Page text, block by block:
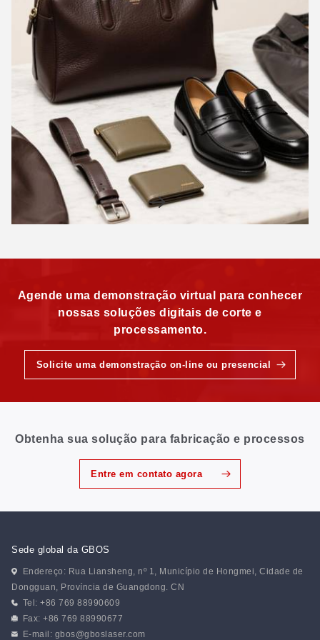
Agende uma demonstração virtual para conhecer
nossas soluções digitais de corte e
processamento.
Solicite uma demonstração on-line ou presencial
Obtenha sua solução para fabricação e processos
Entre em contato agora
Sede global da GBOS
Endereço: Rua Liansheng, nº 1, Município de Hongmei, Cidade de
Dongguan, Província de Guangdong. CN
Tel: +86 769 88990609
Fax: +86 769 88990677
E-mail: gbos@gboslaser.com